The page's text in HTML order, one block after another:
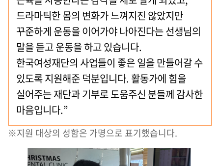
드라마틱한 몸의 변화가 느껴지진 않았지만
꾸준하게 운동을 이어가야 나아진다는 선생님의
말을 듣고 운동을 하고 있습니다.
한국여성재단의 사업들이 좋은 일을 만들어갈 수
있도록 지원해준 덕분입니다. 활동가에 힘을
실어주는 재단과 기부로 도움주신 분들께 감사한
마음입니다.”
※지원 대상의 성함은 가명으로 표기했습니다.